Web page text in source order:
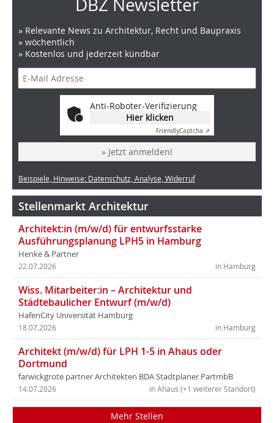
DBZ Newsletter
» Relevante News zu Architektur, Recht und Baupraxis
» wöchentlich
» Kostenlos und jederzeit kündbar
Anti-Roboter-Verifizierung
Hier klicken
FriendlyCaptcha ⇗
» Jetzt anmelden!
Beispiele, Hinweise: Datenschutz, Analyse, Widerruf
Stellenmarkt Architektur
Architekt:in (m/w/d) für entwurfsstarke
Ausführungsplanung LPH5 in Hamburg
Henke & Partner
in Hamburg
22.07.2026
Wiss. Mitarbeiter:in – Architektur und
Städtebaulicher Entwurf (m/w/d)
HafenCity Universität Hamburg
in Hamburg
18.07.2026
Architekt (m/w/d) für LPH 1-5 in Ahaus oder
Dortmund
farwickgrote partner Architekten BDA Stadtplaner PartmbB
in Ahaus (+1 weiterer Standort)
14.07.2026
Mehr Stellen